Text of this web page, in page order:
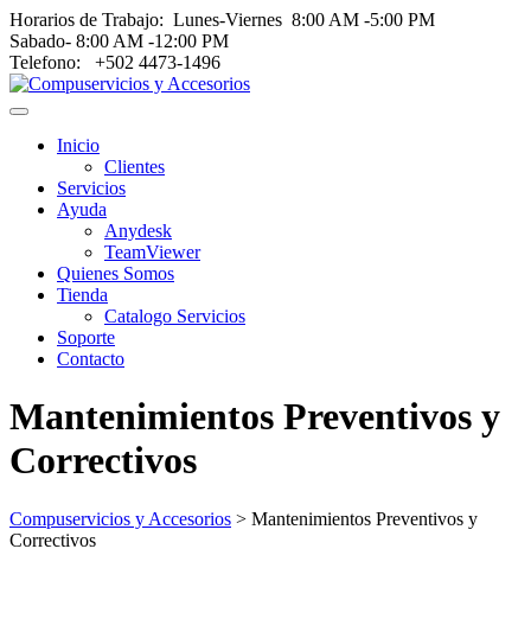
Horarios de Trabajo: Lunes‑Viernes 8:00 AM ‑5:00 PM
Sabado‑ 8:00 AM ‑12:00 PM
Telefono: +502 4473-1496
Toggle
navigation
menu Inicio
Clientes
Servicios
Ayuda
Anydesk
TeamViewer
Quienes Somos
Tienda
Catalogo Servicios
Soporte
Contacto
Mantenimientos Preventivos y
Correctivos
Compuservicios y Accesorios > Mantenimientos Preventivos y
Correctivos